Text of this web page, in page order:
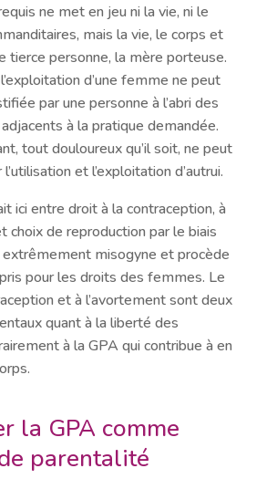
ne met en jeu ni la vie, ni le
mais la vie, le corps et
tierce personne, la mère porteuse.
d’une femme ne peut
par une personne à l’abri des
à la pratique demandée.
tout douloureux qu’il soit, ne peut
et l’exploitation d’autrui.
ici entre droit à la contraception, à
choix de reproduction par le biais
misogyne et procède
pour les droits des femmes. Le
et à l’avortement sont deux
quant à la liberté des
à la GPA qui contribue à en
la GPA comme
parentalité